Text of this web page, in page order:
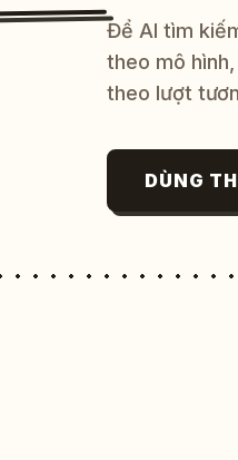
Để AI tìm
theo mô
theo lượt
DÙNG